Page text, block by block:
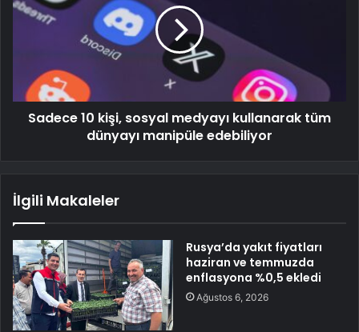
Sadece 10 kişi, sosyal medyayı kullanarak tüm
dünyayı manipüle edebiliyor
İlgili Makaleler
Rusya’da yakıt fiyatları
haziran ve temmuzda
enflasyona %0,5 ekledi
Ağustos 6, 2026